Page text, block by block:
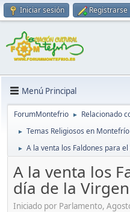
Iniciar sesión Registrarse
Menú Principal
ForumMontefrio ► Relacionado
► Temas Religiosos en Montefrío
► A la venta los Faldones para
A la venta los
día de la
Iniciado por Parlamento,